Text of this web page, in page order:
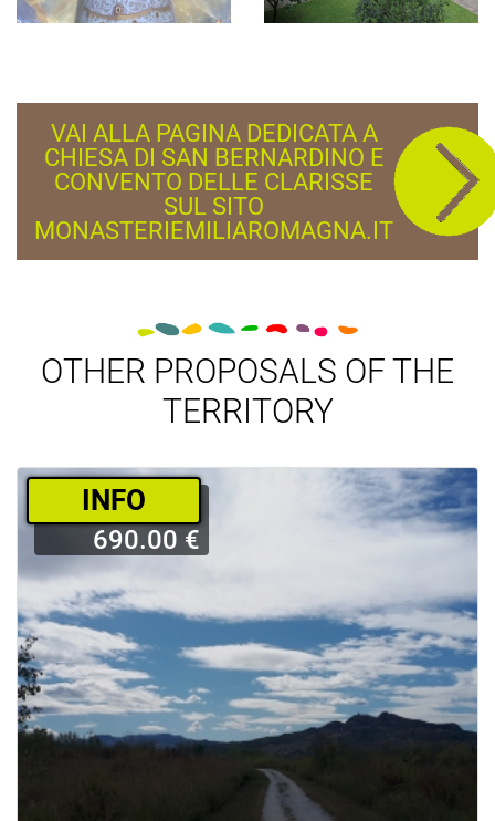
VAI ALLA PAGINA DEDICATA A
CHIESA DI SAN BERNARDINO E
CONVENTO DELLE CLARISSE
SUL SITO
MONASTERIEMILIAROMAGNA.IT
OTHER PROPOSALS OF THE
TERRITORY
­INFO
690.00 €